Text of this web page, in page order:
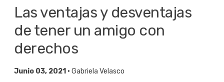
Las ventajas y desventajas
de tener un amigo con
derechos
Junio 03, 2021 • Gabriela Velasco